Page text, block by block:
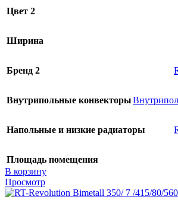
Цвет 2
Ширина
Бренд 2
Внутрипольные конвекторы
Напольные и низкие радиаторы
Площадь помещения
В корзину
Просмотр